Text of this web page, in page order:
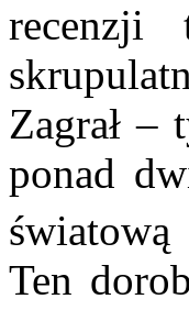
recenzji
Zagrał –
ponad
Ten